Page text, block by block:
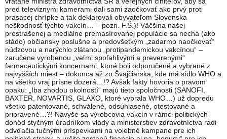
pred televíznymi kamerami dali sami zaočkovať ako prvý proti
prasacej chrípke a tak deklarovali obyvateľom Slovenska
neškodnosť týchto vakcín… – pozn. F.Š.)! Väčšina našej
prestrašenej a mediálne premasírovanej populácie sa nechá (ako
stádo) občiansky poslušne a predovšetkým „zadarmo naočkovať“
núdzovou a narýchlo zlátanou „protipandemickou vakcínou“ –
zaručene vyrobenou „veľmi spoľahlivými a preverenými“
farmaceutickými koncernami, ktoré boli odporučené a vybrané z
najvyšších miest – dokonca až zo Švajčiarska, kde má sídlo WHO a
na všetko vraj prísne dozerá…!? Avšak fakty hovoria o pravom
opaku: „Iba zhodou okolností“ majú tieto spoločnosti (SANOFI,
BAXTER, NOVARTIS, GLAXO, ktoré vybrala WHO…) už dopredu
všetko patentované, schválené, odsúhlasené, otestované a
pripravené…?! Navyše sa výrobcovia vakcín v rámci politických
dohôd styčným úradníkom vlády a ministerstiev zdravotníctva radi
odvďačia tučnými príspevkami na volebné kampane pre ich